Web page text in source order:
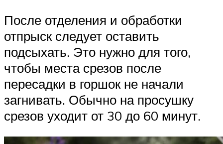
После отделения и обработки
отпрыск следует оставить
подсыхать. Это нужно для того,
чтобы места срезов после
пересадки в горшок не начали
загнивать. Обычно на просушку
срезов уходит от 30 до 60 минут.